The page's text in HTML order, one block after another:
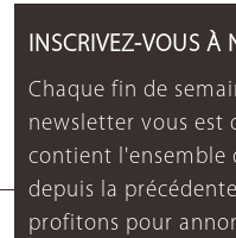
INSCRIVEZ-VOUS À
Chaque fin de
newsletter vous est
contient l'ensemble
depuis la
profitons pour